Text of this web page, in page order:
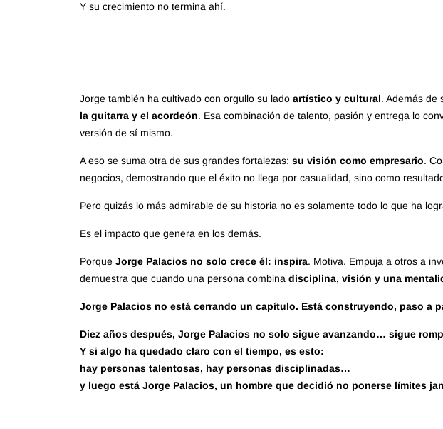
Y su crecimiento no termina ahí.
Jorge también ha cultivado con orgullo su lado artístico y cultural. Además de
la guitarra y el acordeón. Esa combinación de talento, pasión y entrega lo
versión de sí mismo.
A eso se suma otra de sus grandes fortalezas: su visión como empresario.
negocios, demostrando que el éxito no llega por casualidad, sino como
Pero quizás lo más admirable de su historia no es solamente todo lo que ha
Es el impacto que genera en los demás.
Porque Jorge Palacios no solo crece él: inspira. Motiva. Empuja a otros a
demuestra que cuando una persona combina disciplina, visión y una
Jorge Palacios no está cerrando un capítulo. Está construyendo, paso a
Diez años después, Jorge Palacios no solo sigue avanzando… sigue
Y si algo ha quedado claro con el tiempo, es esto:
hay personas talentosas, hay personas disciplinadas…
y luego está Jorge Palacios, un hombre que decidió no ponerse límites